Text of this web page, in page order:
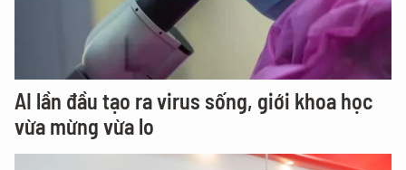
AI lần đầu tạo ra virus sống, giới khoa học
vừa mừng vừa lo